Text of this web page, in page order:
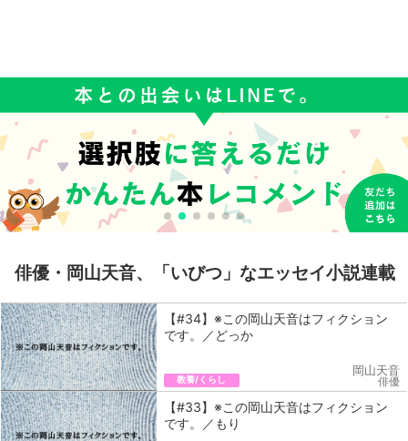
俳優・岡山天音、「いびつ」なエッセイ小説連載
【#34】※この岡山天音はフィクション
です。／どっか
教養/くらし
岡山天音
俳優
【#33】※この岡山天音はフィクション
です。／もり